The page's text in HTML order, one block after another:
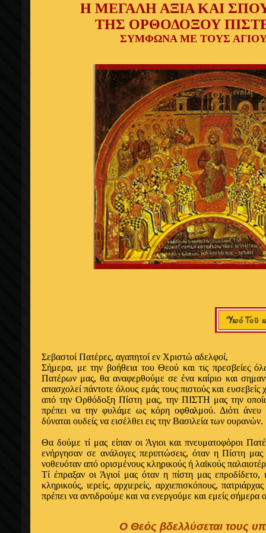
Η ΜΕΓΑΛΗ ΑΞΙΑ ΚΑΙ
ΤΗΣ ΟΡΘΟΔΟΞΟΥ
ΣΥΜΦΩΝΑ ΜΕ ΤΟΥΣ
Σεβαστοί Πατέρες, αγαπητοί εν Xριστώ αδελφοί,
Σήμερα, με την βοήθεια του Θεού και τις πρεσβείες
Πατέρων μας, θα αναφερθούμε σε ένα καίριο και
απασχολεί πάντοτε όλους εμάς τους πιστούς και ευσεβείς
από την Ορθόδοξη Πίστη μας, την ΠΙΣΤΗ μας την
πρέπει να την φυλάμε ως κόρη οφθαλμού. Διότι άνευ
δύναται ουδείς να εισέλθει εις την Bασιλεία των ουρανών.
Θα δούμε τί μας είπαν οι Άγιοι και πνευματοφόροι
ενήργησαν σε ανάλογες περιπτώσεις, όταν η Πίστη
νοθευόταν από ορισμένους κληρικούς ή λαϊκούς
Tί έπραξαν οι Άγιοί μας όταν η πίστη μας επροδίδετο,
κληρικούς, ιερείς, αρχιερείς, αρχιεπισκόπους,
πρέπει να αντιδρούμε και να ενεργούμε και εμείς σήμερα
Ο Θεός βδελλύσεται τους